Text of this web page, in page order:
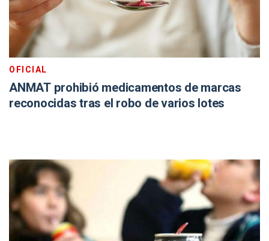
OFICIAL
ANMAT prohibió medicamentos de marcas
reconocidas tras el robo de varios lotes